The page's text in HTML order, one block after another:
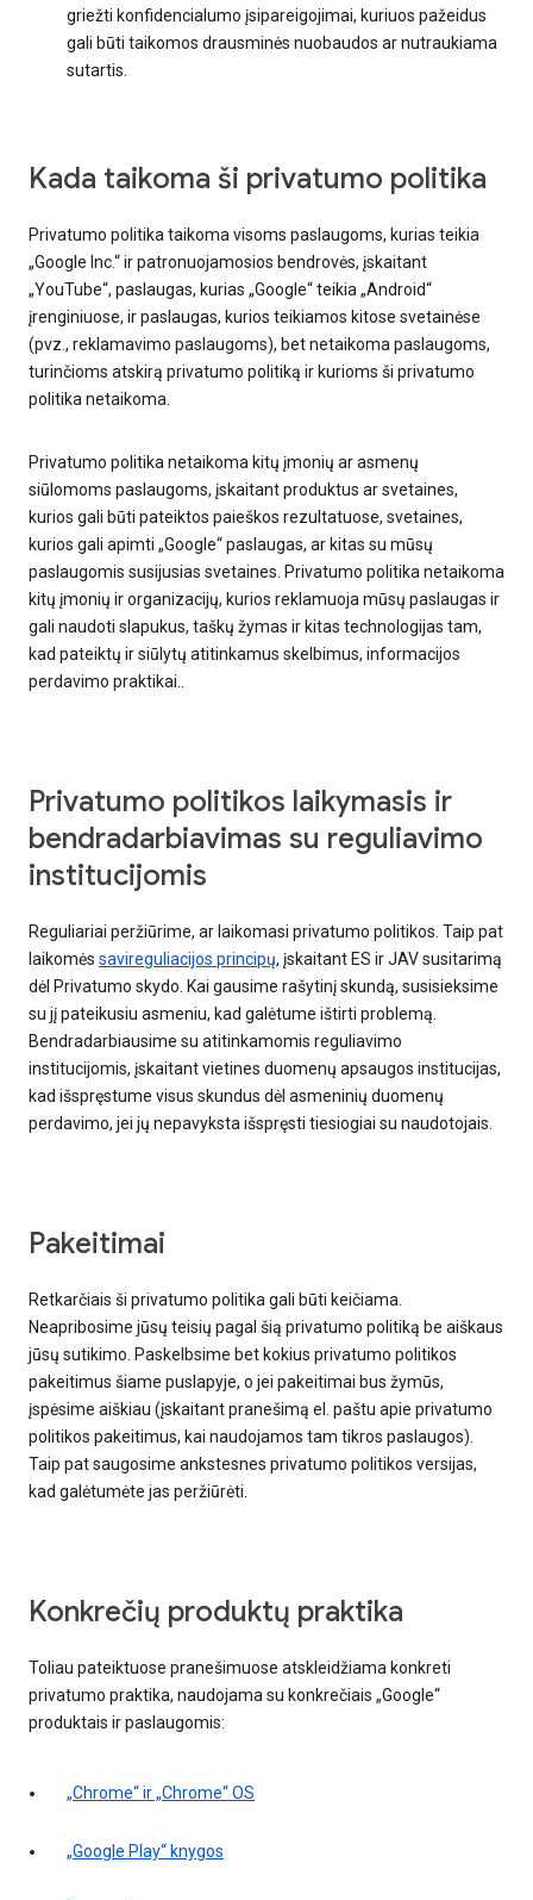
griežti konfidencialumo įsipareigojimai, kuriuos pažeidus
gali būti taikomos drausminės nuobaudos ar nutraukiama
sutartis.
Kada taikoma ši privatumo politika
Privatumo politika taikoma visoms paslaugoms, kurias teikia
„Google Inc.“ ir patronuojamosios bendrovės, įskaitant
„YouTube“, paslaugas, kurias „Google“ teikia „Android“
įrenginiuose, ir paslaugas, kurios teikiamos kitose svetainėse
(pvz., reklamavimo paslaugoms), bet netaikoma paslaugoms,
turinčioms atskirą privatumo politiką ir kurioms ši privatumo
politika netaikoma.
Privatumo politika netaikoma kitų įmonių ar asmenų
siūlomoms paslaugoms, įskaitant produktus ar svetaines,
kurios gali būti pateiktos paieškos rezultatuose, svetaines,
kurios gali apimti „Google“ paslaugas, ar kitas su mūsų
paslaugomis susijusias svetaines. Privatumo politika netaikoma
kitų įmonių ir organizacijų, kurios reklamuoja mūsų paslaugas ir
gali naudoti slapukus, taškų žymas ir kitas technologijas tam,
kad pateiktų ir siūlytų atitinkamus skelbimus, informacijos
perdavimo praktikai..
Privatumo politikos laikymasis ir
bendradarbiavimas su reguliavimo
institucijomis
Reguliariai peržiūrime, ar laikomasi privatumo politikos. Taip pat
laikomės savireguliacijos principų, įskaitant ES ir JAV susitarimą
dėl Privatumo skydo. Kai gausime rašytinį skundą, susisieksime
su jį pateikusiu asmeniu, kad galėtume ištirti problemą.
Bendradarbiausime su atitinkamomis reguliavimo
institucijomis, įskaitant vietines duomenų apsaugos institucijas,
kad išspręstume visus skundus dėl asmeninių duomenų
perdavimo, jei jų nepavyksta išspręsti tiesiogiai su naudotojais.
Pakeitimai
Retkarčiais ši privatumo politika gali būti keičiama.
Neapribosime jūsų teisių pagal šią privatumo politiką be aiškaus
jūsų sutikimo. Paskelbsime bet kokius privatumo politikos
pakeitimus šiame puslapyje, o jei pakeitimai bus žymūs,
įspėsime aiškiau (įskaitant pranešimą el. paštu apie privatumo
politikos pakeitimus, kai naudojamos tam tikros paslaugos).
Taip pat saugosime ankstesnes privatumo politikos versijas,
kad galėtumėte jas peržiūrėti.
Konkrečių produktų praktika
Toliau pateiktuose pranešimuose atskleidžiama konkreti
privatumo praktika, naudojama su konkrečiais „Google“
produktais ir paslaugomis:
„Chrome“ ir „Chrome“ OS
„Google Play“ knygos